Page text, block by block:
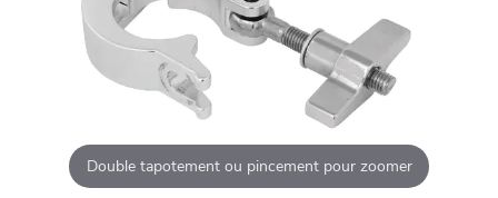
Double tapotement ou pincement pour zoomer